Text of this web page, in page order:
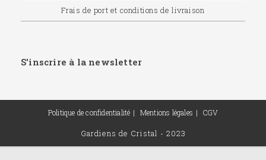
Frais de port et conditions de livraison
S'inscrire à la newsletter
Politique de confidentialité Mentions légales CGV
Gardiens de Cristal - 2023